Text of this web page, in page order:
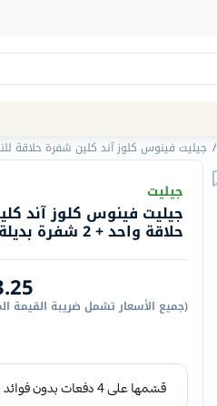
Navigation
الصيدلية
الماركات
carroten
Roche
/ جيليت فينوس كلوز آند كلين شفرة حلاقة للنساء
جيليت
جيليت فينوس كلوز آند
حلاقة واحد + 2 شفرة بديلة
(جميع الأسعار تشمل ضريبة القيمة